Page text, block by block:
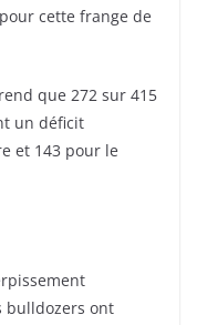
cette frange de
que 272 sur 415
un déficit
et 143 pour le
bulldozers ont